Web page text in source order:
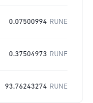
0.07500994 RUNE
0.37504973 RUNE
93.76243274 RUNE